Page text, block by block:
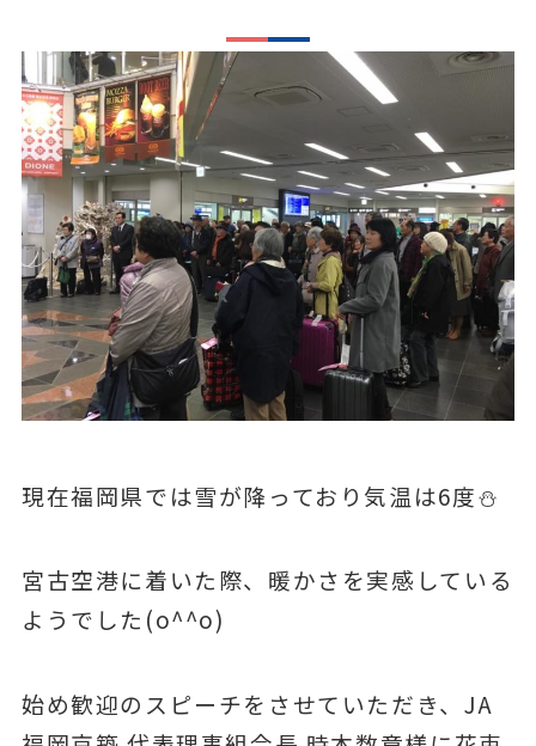
現在福岡県では雪が降っており気温は6度⛄
宮古空港に着いた際、暖かさを実感している
ようでした(o^^o)
始め歓迎のスピーチをさせていただき、JA